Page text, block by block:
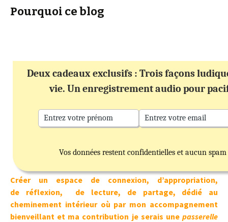
Pourquoi ce blog
Deux cadeaux exclusifs : Trois façons
vie. Un enregistrement audio pour
Vos données restent confidentielles et aucun
Créer un espace de connexion, d’appropriation,
de réflexion, de lecture, de partage, dédié au
cheminement intérieur où par mon accompagnement
bienveillant et ma contribution je serais une passerelle